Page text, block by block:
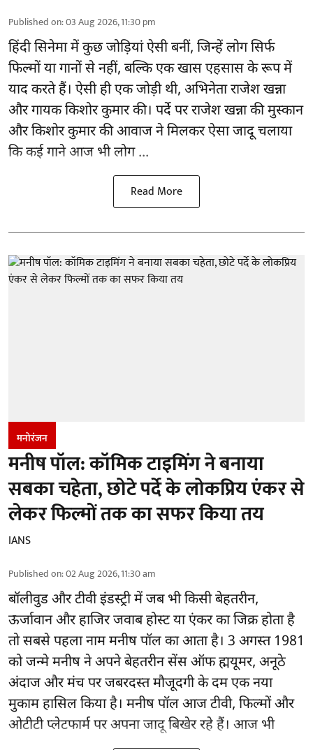
Published on:03 Aug 2026, 11:30 pm
हिंदी सिनेमा में कुछ जोड़ियां ऐसी बनीं, जिन्हें लोग सिर्फ
फिल्मों या गानों से नहीं, बल्कि एक खास एहसास के रूप में
याद करते हैं। ऐसी ही एक जोड़ी थी, अभिनेता राजेश खन्ना
और गायक किशोर कुमार की। पर्दे पर राजेश खन्ना की मुस्कान
और किशोर कुमार कीआवाजने मिलकर ऐसा जादू चलाया
कि कई गाने आज भी लोग ...
Read More
मनोरंजन
मनीष पॉल: कॉमिक टाइमिंग ने बनाया
सबका चहेता, छोटे पर्दे के लोकप्रिय एंकर से
लेकर फिल्मों तक का सफर किया तय
IANS
Published on:02 Aug 2026, 11:30 am
बॉलीवुड और टीवी इंडस्ट्री में जब भी किसी बेहतरीन,
ऊर्जावान और हाजिर जवाब होस्ट या एंकर का जिक्र होता है
तो सबसे पहला नाम मनीष पॉल का आता है। 3 अगस्त 1981
को जन्मे मनीष ने अपने बेहतरीन सेंस ऑफ ह्मयूमर, अनूठे
अंदाज और मंच पर जबरदस्त मौजूदगी के दम एक नया
मुकाम हासिल किया है। मनीष पॉल आज टीवी, फिल्मों और
ओटीटी प्लेटफार्म पर अपना जादू बिखेर रहे हैं। आज भी